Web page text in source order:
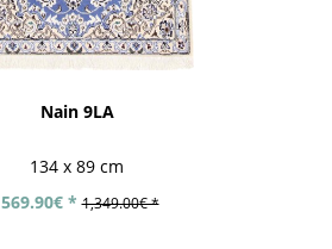
Nain 9LA
134 x 89 cm
569.90€ * 1,349.00€ *